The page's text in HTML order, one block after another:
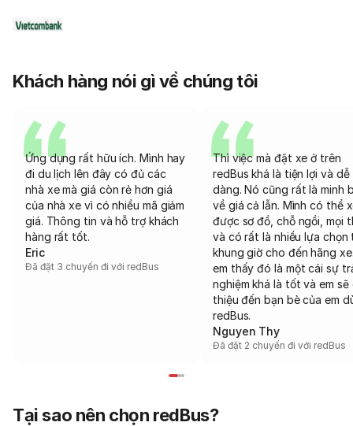
Khách hàng nói gì về chúng tôi
Ứng dụng rất hữu ích. Mình hay
đi du lịch lên đây có đủ các
nhà xe mà giá còn rẻ hơn giá
của nhà xe vì có nhiều mã giảm
giá. Thông tin và hỗ trợ khách
hàng rất tốt.
Eric
Đã đặt 3 chuyến đi với redBus
Thì việc mà đặt xe ở trên
redBus khá là tiện lợi và dễ
dàng. Nó cũng rất là minh
về giá cả lẫn. Mình có thể
được sơ đồ, chỗ ngồi, mọi
và có rất là nhiều lựa chọn
khung giờ cho đến hãng
em thấy đó là một cái sự
nghiệm khá là tốt và em sẽ
thiệu đến bạn bè của em
redBus.
Nguyen Thy
Đã đặt 2 chuyến đi với redBus
Tại sao nên chọn redBus?